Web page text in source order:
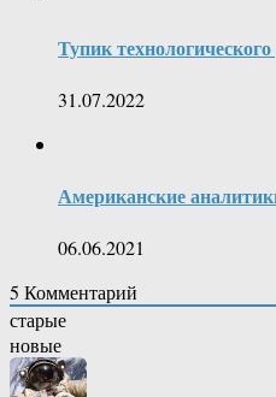
Тупик технологического
31.07.2022
Американские
06.06.2021
5 Комментарий
старые
новые